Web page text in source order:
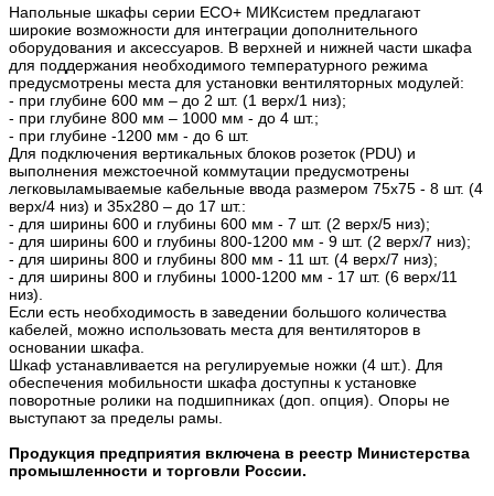
Напольные шкафы серии ECO+ МИКсистем предлагают
широкие возможности для интеграции дополнительного
оборудования и аксессуаров. В верхней и нижней части шкафа
для поддержания необходимого температурного режима
предусмотрены места для установки вентиляторных модулей:
- при глубине 600 мм – до 2 шт. (1 верх/1 низ);
- при глубине 800 мм – 1000 мм - до 4 шт.;
- при глубине -1200 мм - до 6 шт.
Для подключения вертикальных блоков розеток (PDU) и
выполнения межстоечной коммутации предусмотрены
легковыламываемые кабельные ввода размером 75х75 - 8 шт. (4
верх/4 низ) и 35х280 – до 17 шт.:
- для ширины 600 и глубины 600 мм - 7 шт. (2 верх/5 низ);
- для ширины 600 и глубины 800-1200 мм - 9 шт. (2 верх/7 низ);
- для ширины 800 и глубины 800 мм - 11 шт. (4 верх/7 низ);
- для ширины 800 и глубины 1000-1200 мм - 17 шт. (6 верх/11
низ).
Если есть необходимость в заведении большого количества
кабелей, можно использовать места для вентиляторов в
основании шкафа.
Шкаф устанавливается на регулируемые ножки (4 шт.). Для
обеспечения мобильности шкафа доступны к установке
поворотные ролики на подшипниках (доп. опция). Опоры не
выступают за пределы рамы.
Продукция предприятия включена в реестр Министерства
промышленности и торговли России.